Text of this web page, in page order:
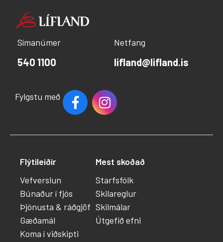
Símanúmer
540 1100
Netfang
lifland@lifland.is
Fylgstu með
Flýtileiðir
Vefverslun
Búnaður í fjós
Þjónusta & ráðgjöf
Gæðamál
Koma í viðskipti
Mest skoðað
Starfsfólk
Skilareglur
Skilmálar
Útgefið efni